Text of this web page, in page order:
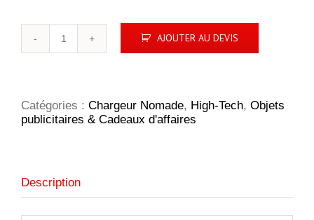
Asama
de
blé
-
Beige
AJOUTER AU DEVIS
Catégories : Chargeur Nomade, High-Tech, Objets
publicitaires & Cadeaux d'affaires
Description